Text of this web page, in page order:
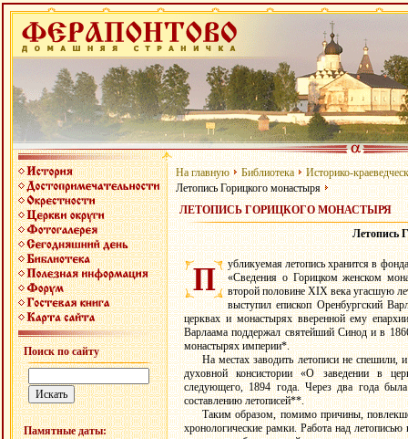
Поиск по сайту
Памятные даты:
На главную Библиотека
Историко-
Летопись Горицкого монастыря
ЛЕТОПИСЬ ГОРИЦКОГО МОНАСТЫРЯ
Летопись
убликуемая летопись хранится в
«Сведения о Горицком женском
второй половине ХIХ века угасшую
выступил епископ Оренбургский
церквах и монастырях вверенной ему
Варлаама поддержал святейший Синод и в
монастырях империи*.
На местах заводить летописи не спешили,
духовной консистории «О заведении в
следующего, 1894 года. Через два года
составлению летописей**.
Таким образом, помимо причины,
хронологические рамки. Работа над